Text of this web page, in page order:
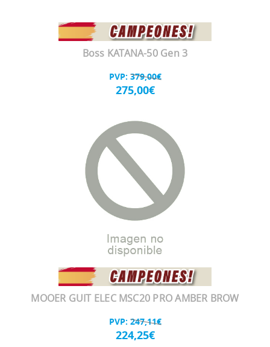
Boss KATANA-50 Gen 3
PVP: 379,00€
275,00€
MOOER GUIT ELEC MSC20 PRO AMBER BROW
PVP: 247,11€
224,25€